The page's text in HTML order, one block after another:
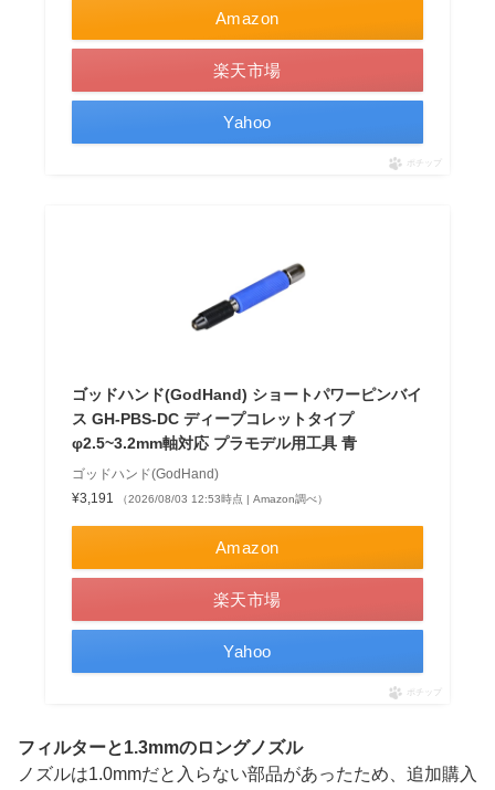
Amazon
楽天市場
Yahoo
ポチップ
ゴッドハンド(GodHand) ショートパワーピンバイ
ス GH-PBS-DC ディープコレットタイプ
φ2.5~3.2mm軸対応 プラモデル用工具 青
ゴッドハンド(GodHand)
¥3,191
（2026/08/03 12:53時点 | Amazon調べ）
Amazon
楽天市場
Yahoo
ポチップ
フィルターと1.3mmのロングノズル
ノズルは1.0mmだと入らない部品があったため、追加購入